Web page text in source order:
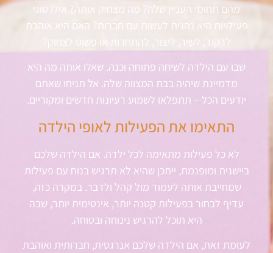
מהם תחומי העניין שלה? מה מצחיק אותה? אילו סוגי
פעילויות היא נהנית לעשות עם חברות? האם היא אוהבת
לרקוד, לשיר, ליצור, להתחרות או פשוט לצחוק?
שבו עם הילדה לשיחה פתוחה וכנה. שאלו אותה מה היא
מדמיינת שיהיה בבת המצווה שלה. אל תניחו שאתם
יודעים הכל – תתפלאו לשמוע רעיונות חדשים ומקוריים.
התאימו את הפעילות לאופי הילדה
לא כל פעילות מתאימה לכל ילדה. אם הילדה שלכם
ביישנית ומופנמת, ייתכן שהיא לא תרגיש בנוח עם פעילות
שמחייבת אותה לעמוד מול קהל ולדבר. במקרה כזה,
עדיף לבחור בפעילות קטנה יותר, אינטימית יותר, שבה
היא תוכל להרגיש נינוחה ובטוחה.
לעומת זאת, אם הילדה שלכם אנרגטית, חברותית ואוהבת